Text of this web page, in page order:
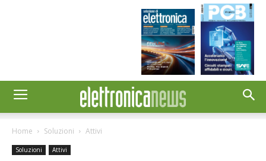
Home Soluzioni Attivi
Soluzioni Attivi